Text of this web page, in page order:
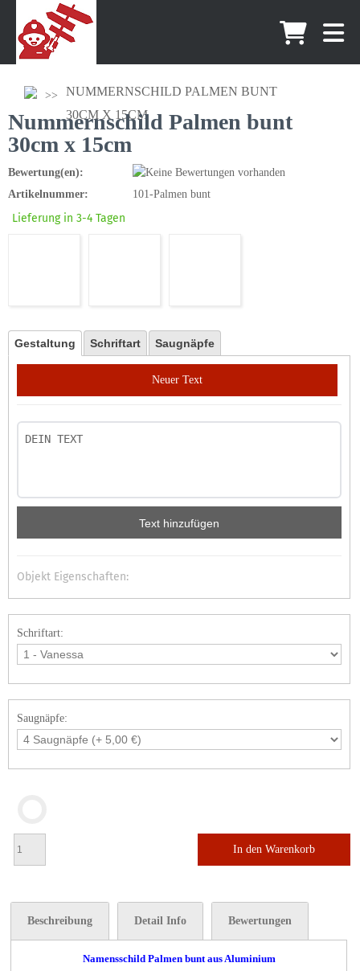
NUMMERNSCHILD PALMEN BUNT
30CM X 15CM
Nummernschild Palmen bunt
30cm x 15cm
Bewertung(en):
Artikelnummer:
101-Palmen bunt
Lieferung in 3-4 Tagen
Gestaltung Schriftart Saugnäpfe
Neuer Text
Text hinzufügen
Objekt Eigenschaften:
Schriftart:
Saugnäpfe:
In den Warenkorb
Beschreibung Detail Info Bewertungen
Namensschild Palmen bunt aus Aluminium